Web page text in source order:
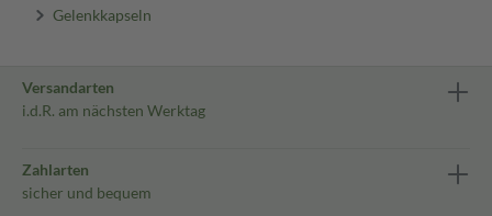
Gelenkkapseln
Versandarten
i.d.R. am nächsten Werktag
Zahlarten
sicher und bequem